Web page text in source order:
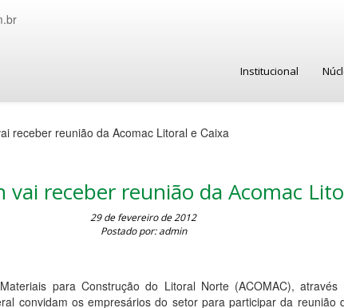
Institucional
receber reunião da Acomac Litoral e Caixa
vai receber reunião da Acomac
29 de fevereiro de 2012
Postado por: admin
para Construção do Litoral Norte (ACOMAC),
convidam os empresários do setor para participar da reunião